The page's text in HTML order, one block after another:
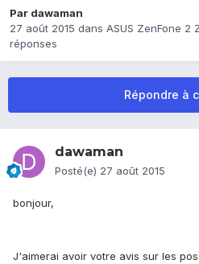
Par dawaman
27 août 2015 dans ASUS ZenFone 2
réponses
Répondre à
dawaman
Posté(e) 27 août 2015
bonjour,
J'aimerai avoir votre avis sur les